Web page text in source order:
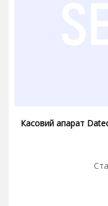
Касовий апарат